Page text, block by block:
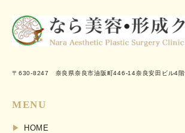
〒630-8247 奈良県奈良市油阪町446-14奈良安田ビル4階
MENU
HOME